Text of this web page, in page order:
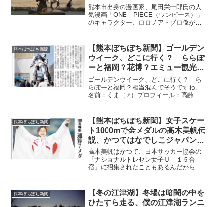
～10体目・ジンベエ像設置（場所
未定）も決定！
熊本市出身の漫画家、尾田栄一郎氏の人
気漫画「ONE PIECE（ワンピース）」
のキャラクター、ロロノア・ゾロ像がや
いもくん像は早くに設置されたのに、な
かなかゾロ像が設置...
熊本ぼちぼち新聞
【熊本ぼちぼち新聞】ゴールデン
ウイーク、どこに行く？ ららぽ
ーと福岡？花博？エミュー観光牧
場？【2022年4月23日（土）～29
日（金）｜第16号】
ゴールデンウイーク、どこに行く？ ら
らぽーと福岡？相当混んでそうですね。
名前：くま（♂）プロフィール：高齢子
前：カエル（♂）プロフィール：ゆとり
世代（さとり世代）、独身、...
熊本ぼちぼち新聞
【熊本ぼちぼち新聞】女子スケー
ト1000mで金メダルの高木美帆伝
説、かつてはなでしこジャパンの
候補にも？【2022年2月12日
（土）～18日（金）｜第6号】
高木美帆はかつて、日本サッカー協会の
「ナショナルトレセン女子Ｕ―１５合
宿」に招集されたこともあるんだから。
ま（♂）プロフィール：高齢子育て中、
毎日吞まずにはいられない特...
熊本ぼちぼち新聞
【冬の江津湖】冬場は暗闇の中を
ひたすら走る、僕の江津湖ランニ